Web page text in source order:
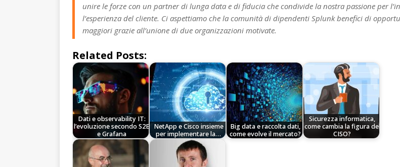
unire le forze con un partner di lunga data e di fiducia che condivide la nostra passione per
l’esperienza del cliente. Ci aspettiamo che la comunità di dipendenti Splunk benefici di
maggiori grazie all’unione di due organizzazioni motivate.
Related Posts:
Dati e observability IT:
l’evoluzione secondo S2E
e Grafana
NetApp e Cisco insieme
per implementare la…
Big data e raccolta dati,
come evolve il mercato?
Sicurezza informatica,
come cambia la figura del
CISO?